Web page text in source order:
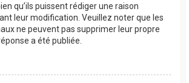
qu’ils puissent rédiger une raison
leur modification. Veuillez noter que les
ne peuvent pas supprimer leur propre
a été publiée.